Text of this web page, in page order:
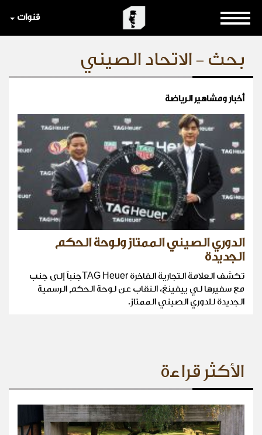
قنوات
بحث - الاتحاد الصيني
أخبار ومشاهير الرياضة
الدوري الصيني الممتاز ولوحة الحكم
الجديدة
تكشف العلامة التجارية الفاخرة TAG Heuerجنباً إلى جنب
مع سفيرها لي ييفينغ، النقاب عن لوحة الحكم الرسمية
الجديدة للدوري الصيني الممتاز.
الأكثر قراءة